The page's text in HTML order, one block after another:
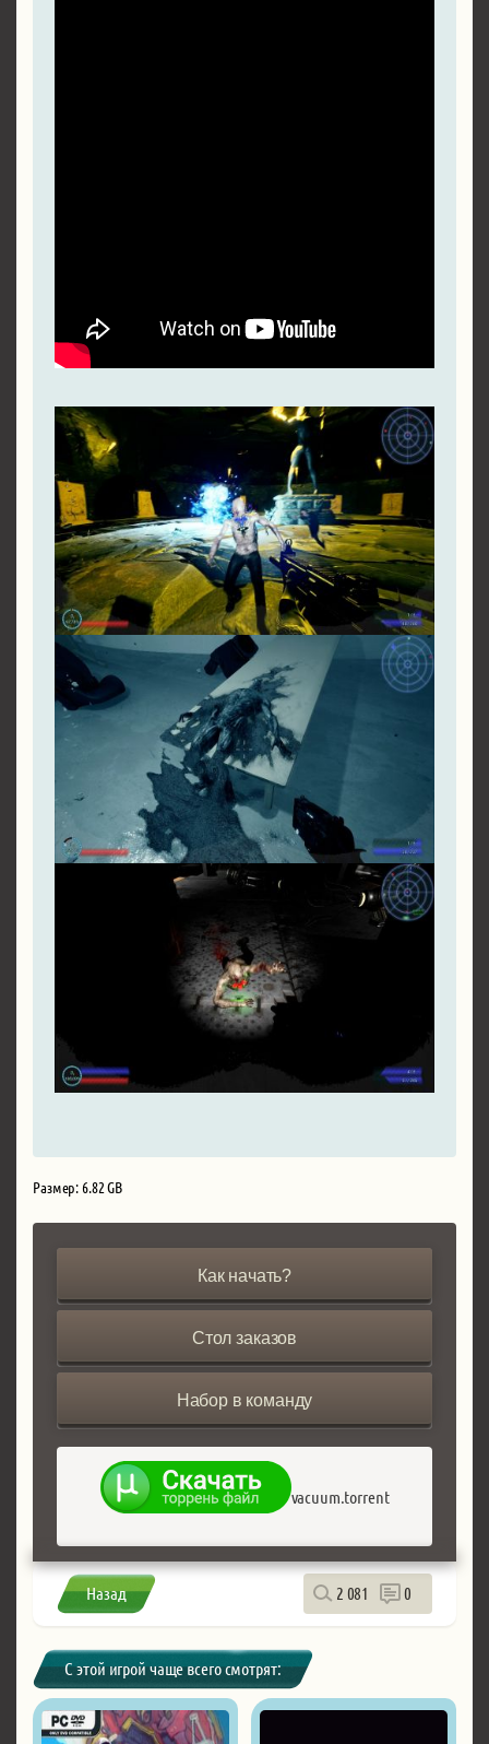
Размер: 6.82 GB
Как начать?
Стол заказов
Набор в команду
vacuum.torrent
Назад 2 081 0
С этой игрой чаще всего смотрят: